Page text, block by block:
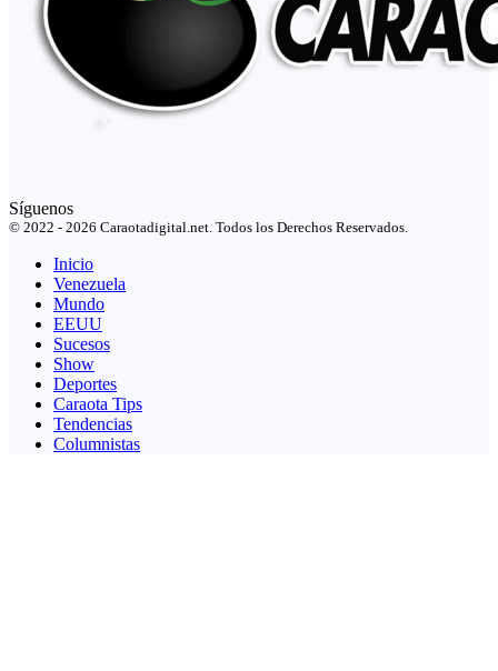
Síguenos
© 2022 - 2026 Caraotadigital.net. Todos los Derechos Reservados.
Inicio
Venezuela
Mundo
EEUU
Sucesos
Show
Deportes
Caraota Tips
Tendencias
Columnistas